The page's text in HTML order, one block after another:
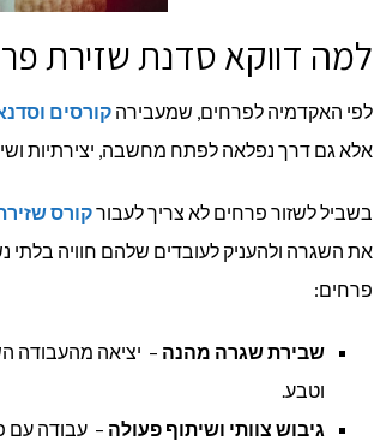
למה דווקא סדנת שזירת
לפי האקדמיה לפרחים, שמעבירהקורסים
אלא גם דרך נפלאה לפתח מחשבה, יצירתיות
בשביל לשזור פרחים לא צריך לעבורקורס
את השגרה ולהעניק לעובדים שלהם חוויה בלתי
פרחים:
שבירת שגרה מהנה – יציאה מהעבודה
וטבע.
גיבוש צוותי ושיתוף פעולה – עבודה עם